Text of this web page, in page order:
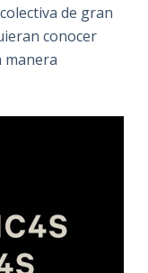
de gran
conocer
manera